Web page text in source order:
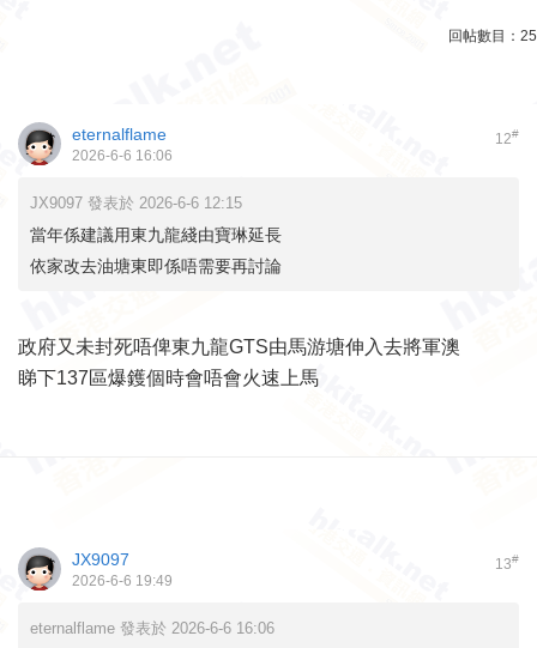
回帖數目： 25
12#
eternalflame
2026-6-6 16:06
JX9097 發表於 2026-6-6 12:15
當年係建議用東九龍綫由寶琳延長
依家改去油塘東即係唔需要再討論
政府又未封死唔俾東九龍GTS由馬游塘伸入去將軍澳
睇下137區爆鑊個時會唔會火速上馬
13#
JX9097
2026-6-6 19:49
eternalflame 發表於 2026-6-6 16:06